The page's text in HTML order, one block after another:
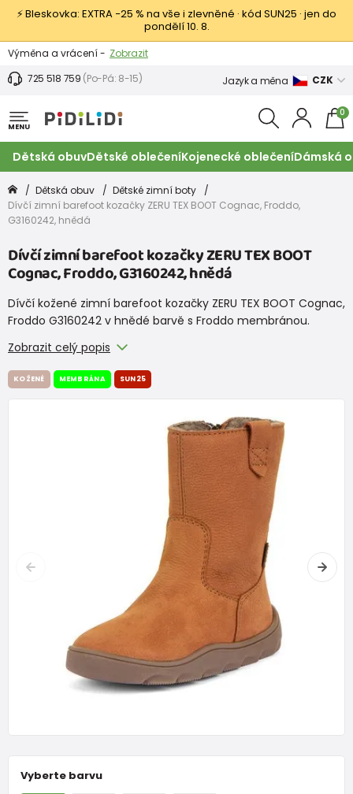
⚡ Bleskovka: EXTRA −25 % na vše i zlevněné · kód SUN25 · jen do
pondělí 10. 8.
Výměna a vrácení - Zobrazit
Sleva 100 Kč na první nákup -
725 518 759 (Po-Pá: 8-15) Jazyk a měna CZK
MENU
0
Dětská obuvDětské oblečeníKojenecké oblečeníDámská
Dětská obuv
Dětské zimní boty
Dívčí zimní barefoot kozačky ZERU TEX BOOT Cognac, Froddo,
G3160242, hnědá
Dívčí zimní barefoot kozačky ZERU TEX BOOT
Cognac, Froddo, G3160242, hnědá
Dívčí kožené zimní barefoot kozačky ZERU TEX BOOT Cognac,
Froddo G3160242 v hnědé barvě s Froddo membránou.
Zobrazit celý popis
Vyberte barvu
KOŽENÉ MEMBRÁNA SUN25